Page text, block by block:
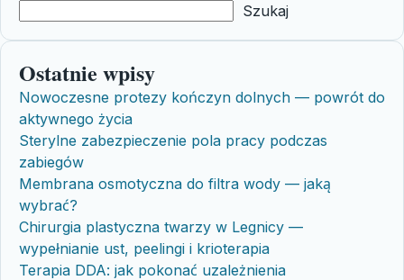
Szukaj
Ostatnie wpisy
Nowoczesne protezy kończyn dolnych — powrót do
aktywnego życia
Sterylne zabezpieczenie pola pracy podczas
zabiegów
Membrana osmotyczna do filtra wody — jaką
wybrać?
Chirurgia plastyczna twarzy w Legnicy —
wypełnianie ust, peelingi i krioterapia
Terapia DDA: jak pokonać uzależnienia